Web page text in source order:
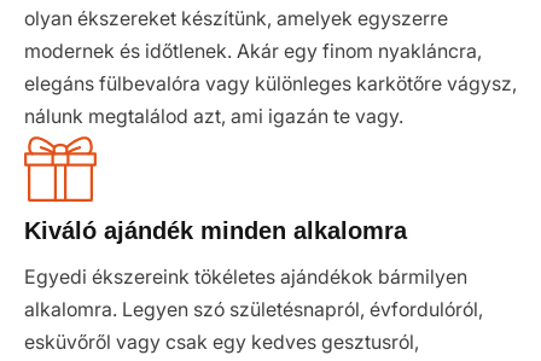
olyan ékszereket készítünk, amelyek egyszerre
modernek és időtlenek. Akár egy finom nyakláncra,
elegáns fülbevalóra vagy különleges karkötőre vágysz,
nálunk megtalálod azt, ami igazán te vagy.
Kiváló ajándék minden alkalomra
Egyedi ékszereink tökéletes ajándékok bármilyen
alkalomra. Legyen szó születésnapról, évfordulóról,
esküvőről vagy csak egy kedves gesztusról,